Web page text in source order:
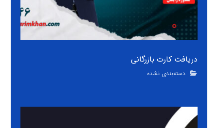
دریافت کارت بازرگانی
دسته‌بندی نشده